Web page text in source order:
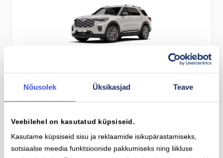
Nõusolek Üksikasjad Teave
Veebilehel on kasutatud küpsiseid.
Kasutame küpsiseid sisu ja reklaamide isikupärastamiseks,
sotsiaalse meedia funktsioonide pakkumiseks ning liikluse
Ford Explorer Extended Range RWD
Aku mahutavus
79 kWh
602 km
Aeglase laadimise pistikutüüp (AC)
Type-2 11kW
CCS 183kW